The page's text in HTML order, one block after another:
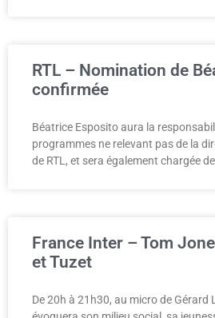
RTL – Nomination de
confirmée
Béatrice Esposito aura la
programmes ne relevant pas de la
de RTL, et sera également chargée
France Inter – Tom
et Tuzet
De 20h à 21h30, au micro de Gérard